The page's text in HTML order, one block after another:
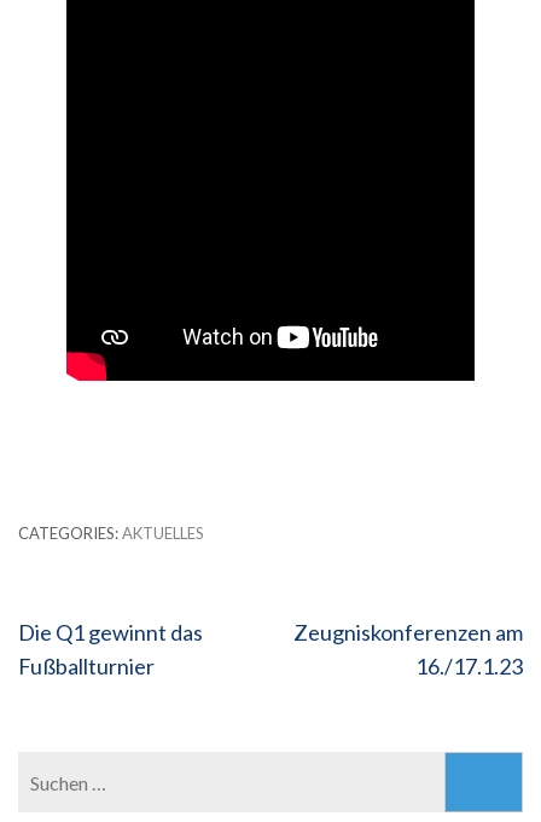
CATEGORIES:AKTUELLES
Beitragsnavigation
Die Q1 gewinnt das
Fußballturnier
Zeugniskonferenzen am
16./17.1.23